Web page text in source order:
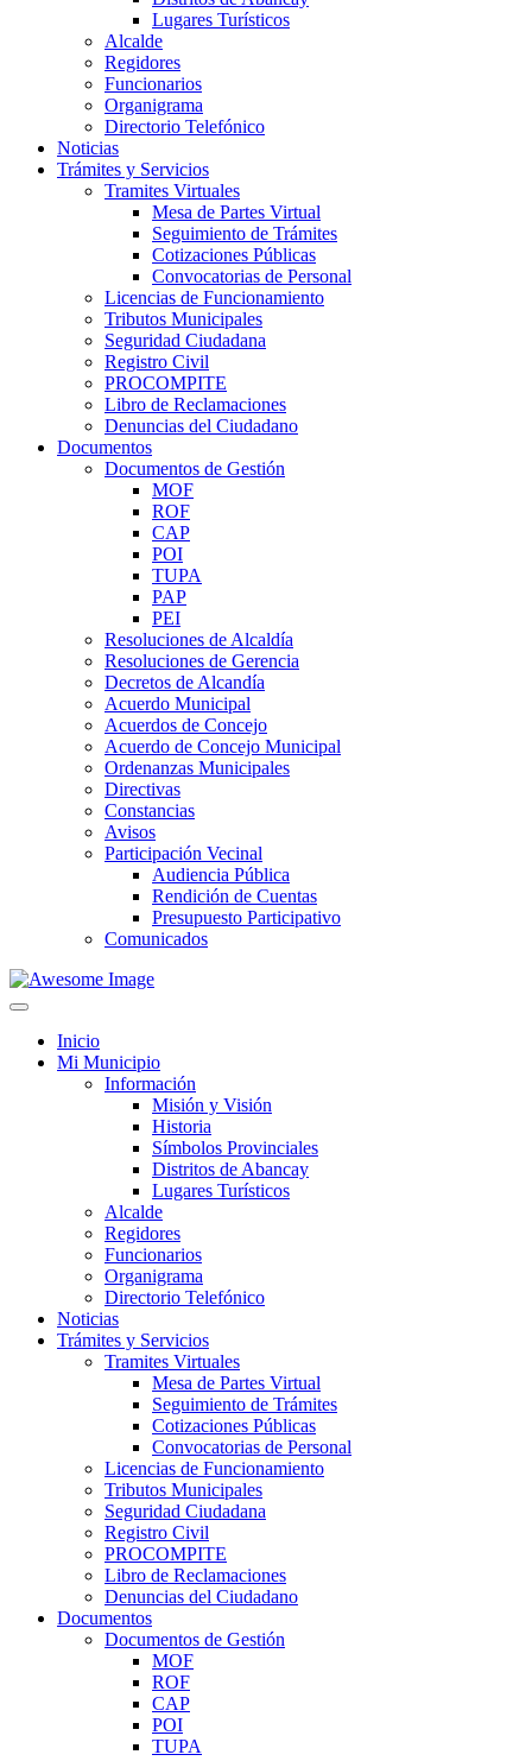
Lugares Turísticos
Alcalde
Regidores
Funcionarios
Organigrama
Directorio Telefónico
Noticias
Trámites y Servicios
Tramites Virtuales
Mesa de Partes Virtual
Seguimiento de Trámites
Cotizaciones Públicas
Convocatorias de Personal
Licencias de Funcionamiento
Tributos Municipales
Seguridad Ciudadana
Registro Civil
PROCOMPITE
Libro de Reclamaciones
Denuncias del Ciudadano
Documentos
Documentos de Gestión
MOF
ROF
CAP
POI
TUPA
PAP
PEI
Resoluciones de Alcaldía
Resoluciones de Gerencia
Decretos de Alcandía
Acuerdo Municipal
Acuerdos de Concejo
Acuerdo de Concejo Municipal
Ordenanzas Municipales
Directivas
Constancias
Avisos
Participación Vecinal
Audiencia Pública
Rendición de Cuentas
Presupuesto Participativo
Comunicados
Inicio
Mi Municipio
Información
Misión y Visión
Historia
Símbolos Provinciales
Distritos de Abancay
Lugares Turísticos
Alcalde
Regidores
Funcionarios
Organigrama
Directorio Telefónico
Noticias
Trámites y Servicios
Tramites Virtuales
Mesa de Partes Virtual
Seguimiento de Trámites
Cotizaciones Públicas
Convocatorias de Personal
Licencias de Funcionamiento
Tributos Municipales
Seguridad Ciudadana
Registro Civil
PROCOMPITE
Libro de Reclamaciones
Denuncias del Ciudadano
Documentos
Documentos de Gestión
MOF
ROF
CAP
POI
TUPA